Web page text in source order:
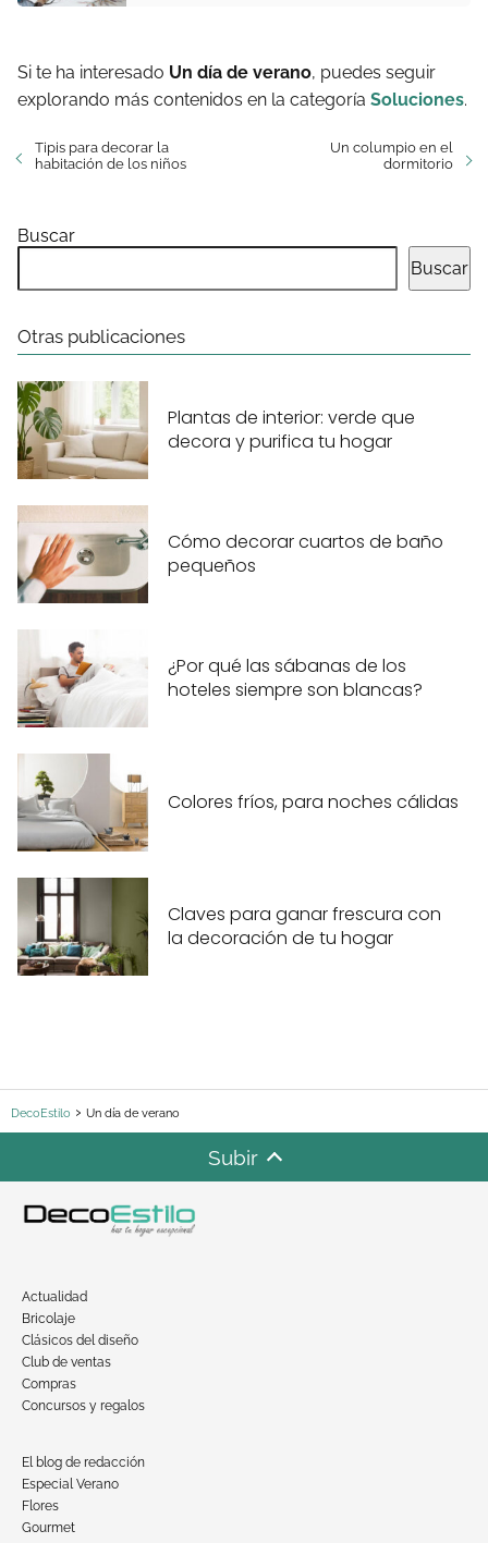
Si te ha interesado Un día de verano, puedes seguir
explorando más contenidos en la categoría Soluciones.
Tipis para decorar la
habitación de los niños
Un columpio en el
dormitorio
Buscar
Buscar
Otras publicaciones
Plantas de interior: verde que
decora y purifica tu hogar
Cómo decorar cuartos de baño
pequeños
¿Por qué las sábanas de los
hoteles siempre son blancas?
Colores fríos, para noches cálidas
Claves para ganar frescura con
la decoración de tu hogar
DecoEstilo Un día de verano
Subir
Actualidad
Bricolaje
Clásicos del diseño
Club de ventas
Compras
Concursos y regalos
El blog de redacción
Especial Verano
Flores
Gourmet